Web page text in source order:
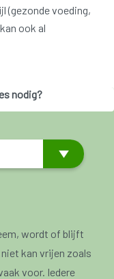
(gezonde voeding,
ook al
nodig?
wordt of blijft
kan vrijen zoals
voor. Iedere